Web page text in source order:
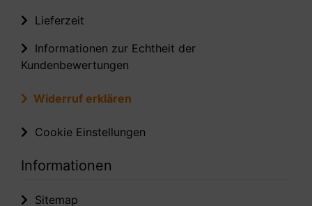
Lieferzeit
Informationen zur Echtheit der
Kundenbewertungen
Widerruf erklären
Cookie Einstellungen
Informationen
Sitemap